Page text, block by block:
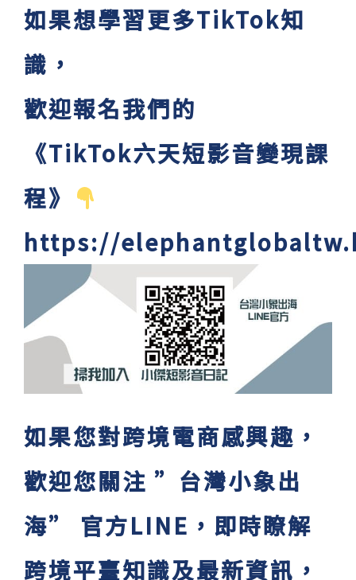
如果想學習更多TikTok知
識，
歡迎報名我們的
《TikTok六天短影音變現課
程》
https://
如果您對跨境電商感興趣，
歡迎您關注 ”台灣小象出
海” 官方LINE，即時瞭解
跨境平臺知識及最新資訊，